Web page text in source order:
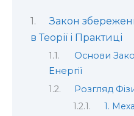
Закон
в Теорії і Практиці
Основи
Енергії
Розгляд
1.